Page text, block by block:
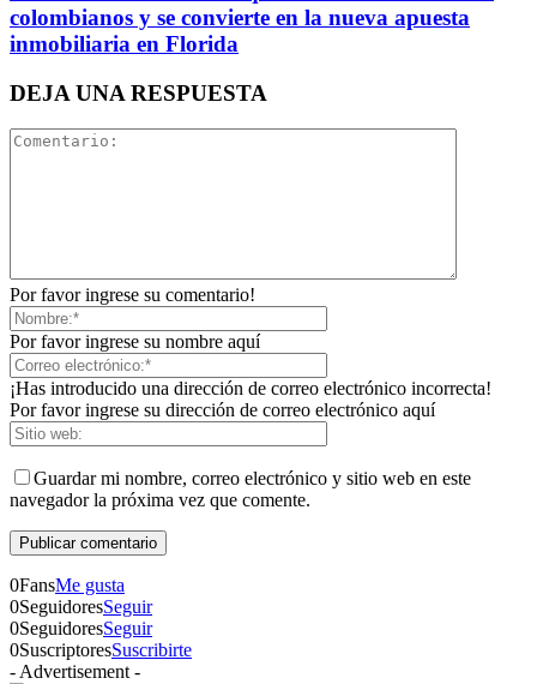
colombianos y se convierte en la nueva apuesta
inmobiliaria en Florida
DEJA UNA RESPUESTA
Por favor ingrese su comentario!
Por favor ingrese su nombre aquí
¡Has introducido una dirección de correo electrónico incorrecta!
Por favor ingrese su dirección de correo electrónico aquí
Guardar mi nombre, correo electrónico y sitio web en este
navegador la próxima vez que comente.
0FansMe gusta
0SeguidoresSeguir
0SeguidoresSeguir
0SuscriptoresSuscribirte
- Advertisement -